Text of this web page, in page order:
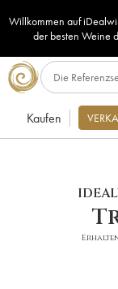
Willkommen auf
der besten Weine
Kaufen